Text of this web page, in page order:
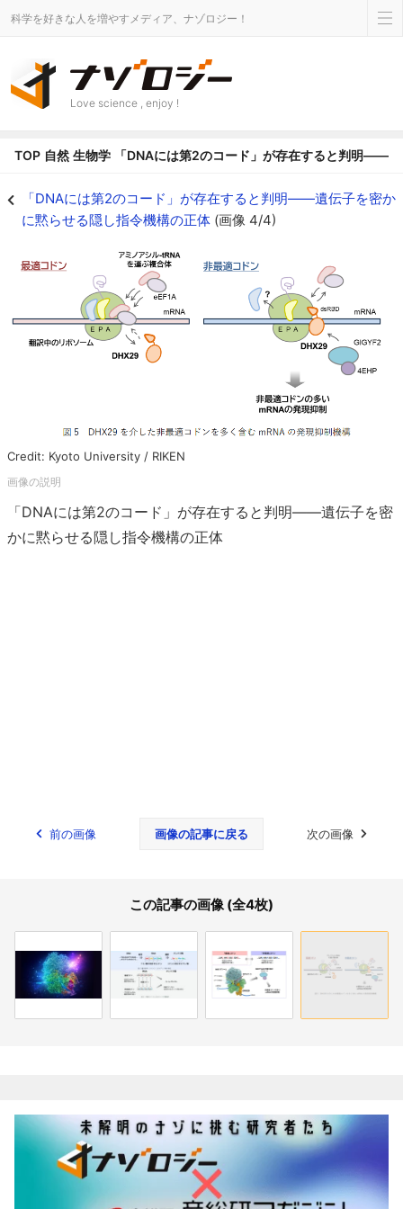
科学を好きな人を増やすメディア、ナゾロジー！
Love science , enjoy !
TOP 自然 生物学 「DNAには第2のコード」が存在すると判明――
「DNAには第2のコード」が存在すると判明――遺伝子を密か
に黙らせる隠し指令機構の正体 (画像 4/4)
Credit: Kyoto University / RIKEN
「DNAには第2のコード」が存在すると判明――遺伝子を密
かに黙らせる隠し指令機構の正体
前の画像 画像の記事に戻る 次の画像
この記事の画像 (全4枚)